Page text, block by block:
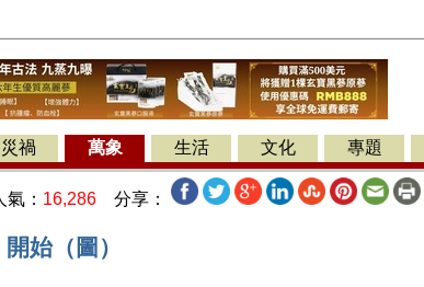
災禍 萬象 生活 文化 專題
氣： 16,286 分享：
始（圖）